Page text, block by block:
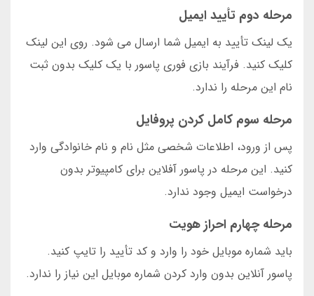
مرحله دوم تأیید ایمیل
یک لینک تأیید به ایمیل شما ارسال می شود. روی این لینک
کلیک کنید. فرآیند بازی فوری پاسور با یک کلیک بدون ثبت
نام این مرحله را ندارد.
مرحله سوم کامل کردن پروفایل
پس از ورود، اطلاعات شخصی مثل نام و نام خانوادگی وارد
کنید. این مرحله در پاسور آفلاین برای کامپیوتر بدون
درخواست ایمیل وجود ندارد.
مرحله چهارم احراز هویت
باید شماره موبایل خود را وارد و کد تأیید را تایپ کنید.
پاسور آنلاین بدون وارد کردن شماره موبایل این نیاز را ندارد.